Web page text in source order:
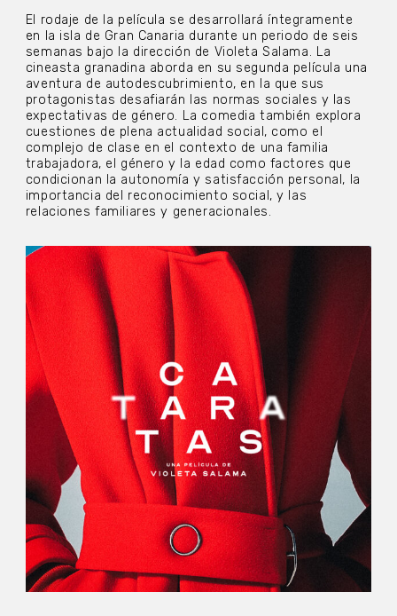
El rodaje de la película se desarrollará íntegramente
en la isla de Gran Canaria durante un periodo de seis
semanas bajo la dirección de Violeta Salama. La
cineasta granadina aborda en su segunda película una
aventura de autodescubrimiento, en la que sus
protagonistas desafiarán las normas sociales y las
expectativas de género. La comedia también explora
cuestiones de plena actualidad social, como el
complejo de clase en el contexto de una familia
trabajadora, el género y la edad como factores que
condicionan la autonomía y satisfacción personal, la
importancia del reconocimiento social, y las
relaciones familiares y generacionales.